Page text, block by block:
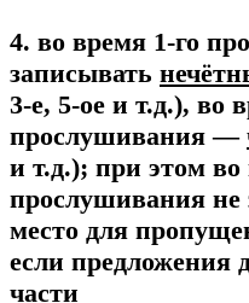
4. во время 1-го
записывать
3-е, 5-ое и т.д.), во
прослушивания —
и т.д.); при этом во
прослушивания не
место для
если предложения
части